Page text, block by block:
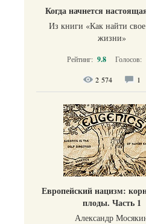
Когда начнется
Из книги «Как найти
жизни​»
Рейтинг: 9.8 Голосов:
2 574 1
Европейский нацизм:
плоды. Часть 1
Александр